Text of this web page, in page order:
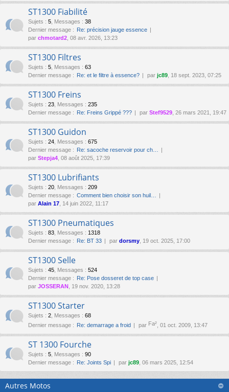
ST1300 Fiabilité
Sujets : 5 Messages : 38
Dernier message : Re: précision jauge essence
par chmotard2 , 08 avr. 2026, 13:23
ST1300 Filtres
Sujets : 5 Messages : 63
Dernier message : Re: et le filtre à essence? par jc89 , 18 sept. 2023, 07:25
ST1300 Freins
Sujets : 23 Messages : 235
Dernier message : Re: Freins Grippé ??? par Stef9529 , 26 mars 2021, 19:47
ST1300 Guidon
Sujets : 24 Messages : 675
Dernier message : Re: sacoche reservoir pour ch…
par Stepja4 , 08 août 2025, 17:39
ST1300 Lubrifiants
Sujets : 20 Messages : 209
Dernier message : Comment bien choisir son huil…
par Alain 17 , 14 juin 2022, 11:17
ST1300 Pneumatiques
Sujets : 83 Messages : 1318
Dernier message : Re: BT 33 par dorsmy , 19 oct. 2025, 17:00
ST1300 Selle
Sujets : 45 Messages : 524
Dernier message : Re: Pose dosseret de top case
par JOSSERAN , 19 nov. 2020, 13:28
ST1300 Starter
Sujets : 2 Messages : 68
Dernier message : Re: demarrage a froid par Fa² , 01 oct. 2009, 13:47
ST 1300 Fourche
Sujets : 5 Messages : 90
Dernier message : Re: Joints Spi par jc89 , 06 mars 2025, 12:54
Autres Motos